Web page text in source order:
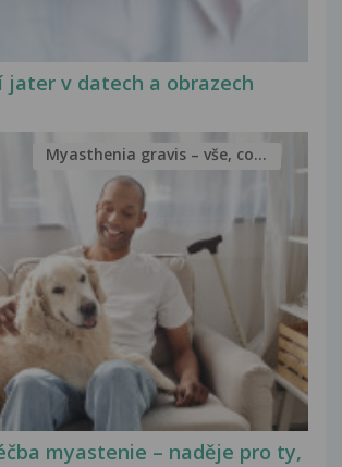
jater v datech a obrazech
myastenie – naděje pro ty,
Myasthenia gravis – vše, co...